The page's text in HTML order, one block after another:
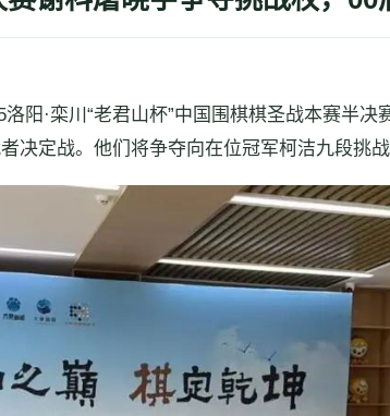
阳·栾川“老君山杯”中国围棋棋圣战本赛半
决定战。他们将争夺向在位冠军柯洁九段挑战